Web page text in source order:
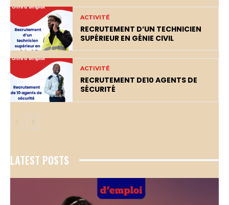
ACTIVITÉ
RECRUTEMENT D’UN TECHNICIEN
SUPÉRIEUR EN GÉNIE CIVIL
ACTIVITÉ
RECRUTEMENT DE10 AGENTS DE
SÉCURITÉ
LATEST POSTS